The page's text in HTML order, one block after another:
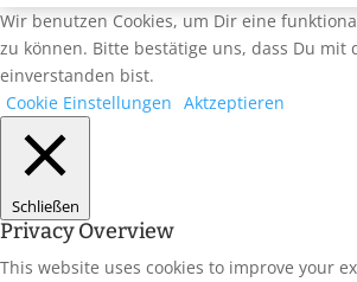
Wir benutzen Cookies, um Dir eine
zu können. Bitte bestätige uns, dass Du mit
einverstanden bist.
Cookie Einstellungen Aktzeptieren
Schließen
Privacy Overview
This website uses cookies to improve your